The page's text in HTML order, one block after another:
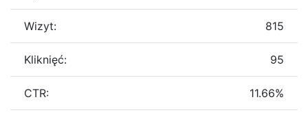
Wizyt: 815
Kliknięć: 95
CTR: 11.66%